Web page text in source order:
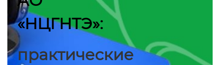
«НЦГНТЭ»:
практические